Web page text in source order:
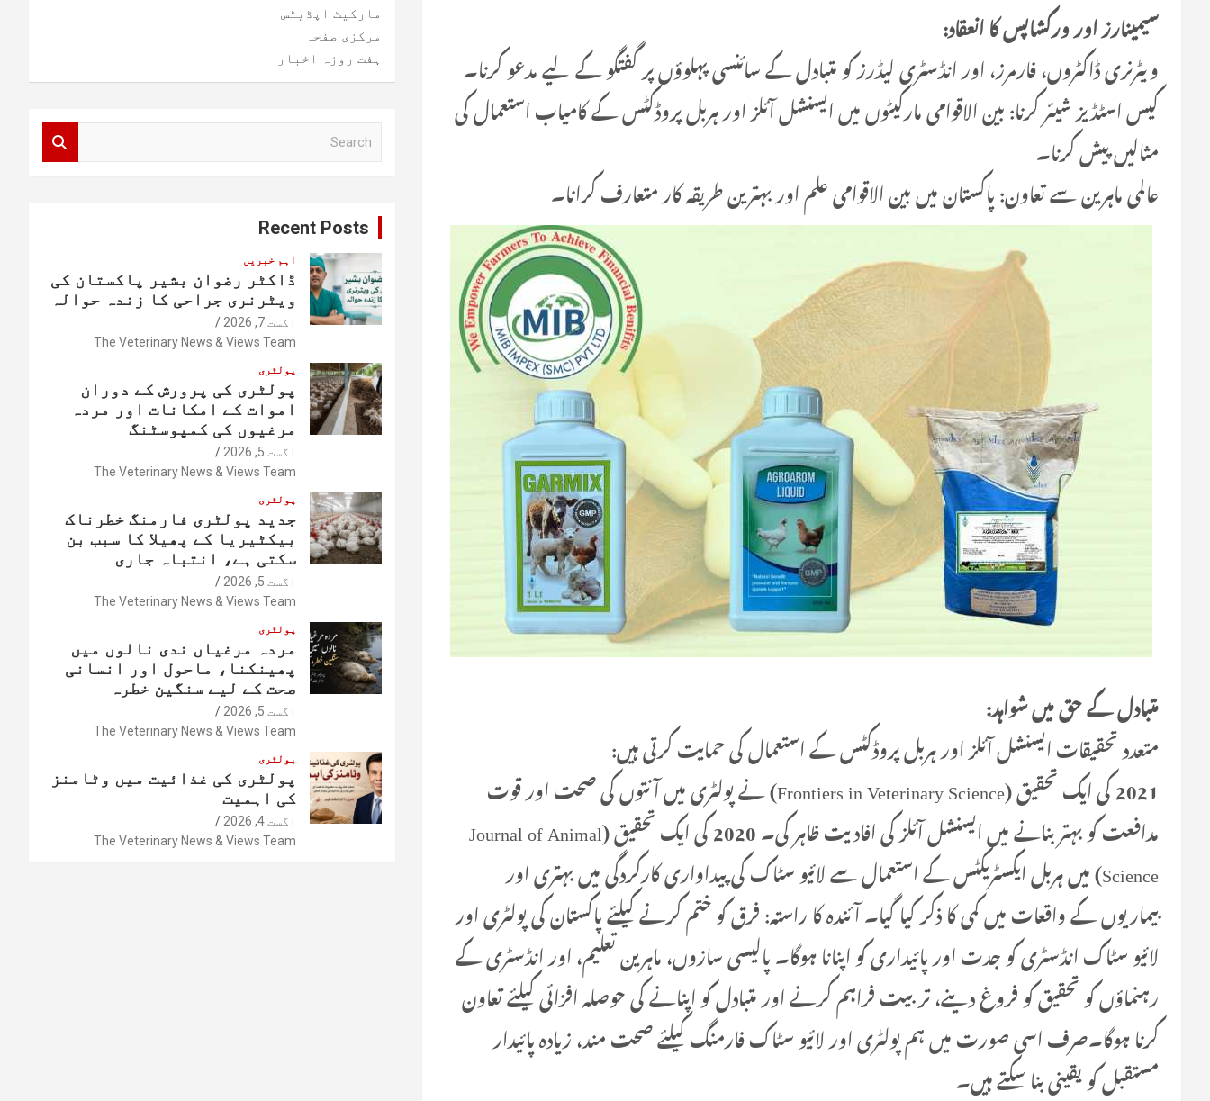
سیمینارز اور ورکشاپس کا انعقاد:
ویٹرنری ڈاکٹروں، فارمرز، اور انڈسٹری لیڈرز کو متبادل کے سائنسی پہلوؤں پر گفتگو کے لیے مدعو کرنا۔
کیس اسٹڈیز شیئر کرنا: بین الاقوامی مارکیٹوں میں ایسنشل آئلز اور ہربل پروڈکٹس کے کامیاب استعمال کی
مثالیں پیش کرنا۔
عالمی ماہرین سے تعاون: پاکستان میں بین الاقوامی علم اور بہترین طریقہ کار متعارف کرانا۔
متبادل کے حق میں شواہد:
متعدد تحقیقات ایسنشل آئلز اور ہربل پروڈکٹس کے استعمال کی حمایت کرتی ہیں:
2021 کی ایک تحقیق (Frontiers in Veterinary Science) نے پولٹری میں آنتوں کی صحت اور قوت
مدافعت کو بہتر بنانے میں ایسنشل آئلز کی افادیت ظاہر کی۔ 2020 کی ایک تحقیق (Journal of Animal
Science) میں ہربل ایکسٹریکٹس کے استعمال سے لائیو سٹاک کی پیداواری کارکردگی میں بہتری اور
بیماریوں کے واقعات میں کمی کا ذکر کیا گیا۔ آئندہ کا راستہ: فرق کو ختم کرنے کیلئے پاکستان کی پولٹری اور
لائیو سٹاک انڈسٹری کو جدت اور پائیداری کو اپنانا ہوگا۔ پالیسی سازوں، ماہرین تعلیم، اور انڈسٹری کے
رہنماؤں کو تحقیق کو فروغ دینے، تربیت فراہم کرنے اور متبادل کو اپنانے کی حوصلہ افزائی کیلئے تعاون
کرنا ہوگا۔صرف اسی صورت میں ہم پولٹری اور لائیو سٹاک فارمنگ کیلئے صحت مند، زیادہ پائیدار
مستقبل کو یقینی بنا سکتے ہیں۔
مارکیٹ اپڈیٹس
مرکزی صفحہ
ہفت روزہ اخبار
Recent Posts
اہم خبریں
ڈاکٹر رضوان بشیر پاکستان کی
ویٹرنری جراحی کا زندہ حوالہ
اگست 7, 2026
The Veterinary News & Views Team
پولٹری
پولٹری کی پرورش کے دوران
اموات کے امکانات اور مردہ
مرغیوں کی کمپوسٹنگ
اگست 5, 2026
The Veterinary News & Views Team
پولٹری
جدید پولٹری فارمنگ خطرناک
بیکٹیریا کے پھیلا کا سبب بن
سکتی ہے، انتباہ جاری
اگست 5, 2026
The Veterinary News & Views Team
پولٹری
مردہ مرغیاں ندی نالوں میں
پھینکنا، ماحول اور انسانی
صحت کے لیے سنگین خطرہ
اگست 5, 2026
The Veterinary News & Views Team
پولٹری
پولٹری کی غذائیت میں وٹامنز
کی اہمیت
اگست 4, 2026
The Veterinary News & Views Team